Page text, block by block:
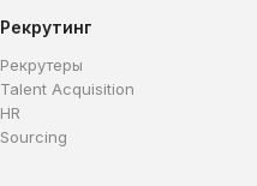
Рекрутинг
Рекрутеры
Talent Acquisition
HR
Sourcing